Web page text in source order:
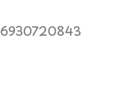
6930720843